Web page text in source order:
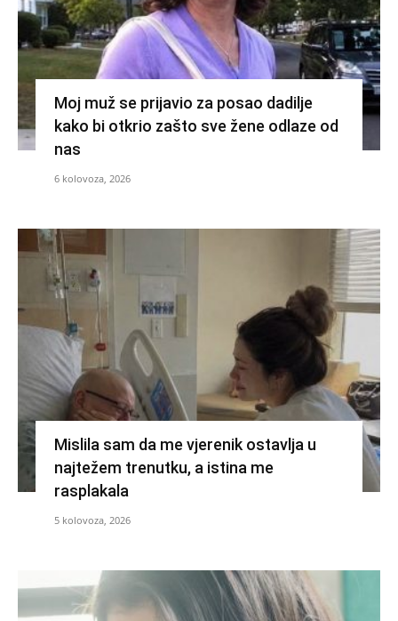
Moj muž se prijavio za posao dadilje
kako bi otkrio zašto sve žene odlaze od
nas
6 kolovoza, 2026
Mislila sam da me vjerenik ostavlja u
najtežem trenutku, a istina me
rasplakala
5 kolovoza, 2026